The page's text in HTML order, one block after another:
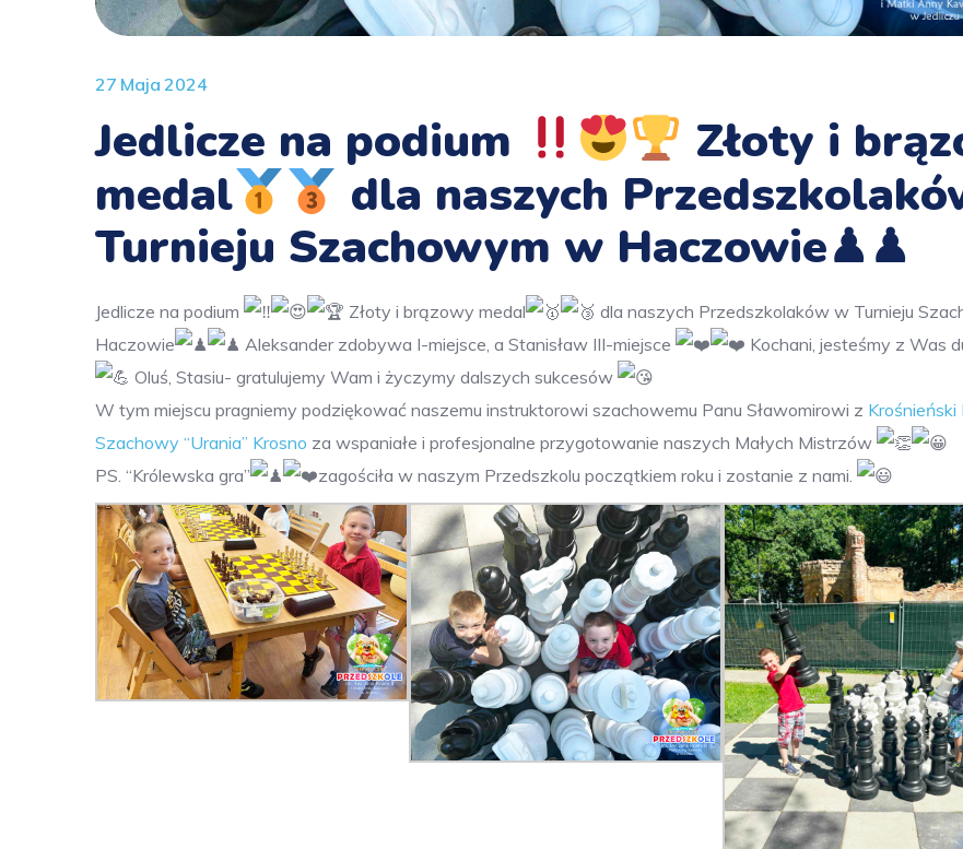
27 Maja 2024
Jedlicze na podium
Złoty i
medal
dla naszych
Turnieju Szachowym w Haczowie♟♟
Jedlicze na podium Złoty i brązowy medal
dla naszych Przedszkolaków w Turnieju
Haczowie
Aleksander zdobywa I-miejsce, a Stanisław III-miejsce
Kochani, jesteśmy z Was
Oluś, Stasiu- gratulujemy Wam i życzymy dalszych sukcesów
W tym miejscu pragniemy podziękować naszemu instruktorowi szachowemu Panu Sławomirowi z Krośnieński
Szachowy “Urania” Krosno za wspaniałe i profesjonalne przygotowanie naszych Małych Mistrzów
PS. “Królewska gra”
zagościła w naszym Przedszkolu początkiem roku i zostanie z nami.